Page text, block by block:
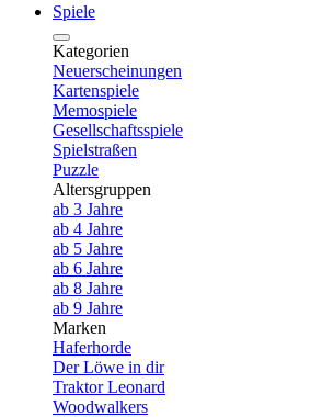
Spiele
Kategorien
Neuerscheinungen
Kartenspiele
Memospiele
Gesellschaftsspiele
Spielstraßen
Puzzle
Altersgruppen
ab 3 Jahre
ab 4 Jahre
ab 5 Jahre
ab 6 Jahre
ab 8 Jahre
ab 9 Jahre
Marken
Haferhorde
Der Löwe in dir
Traktor Leonard
Woodwalkers